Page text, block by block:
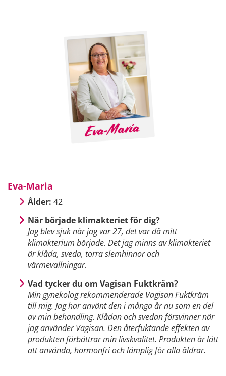
Eva-Maria
Ålder: 42
När började klimakteriet för dig?
Jag blev sjuk när jag var 27, det var då mitt
klimakterium började. Det jag minns av klimakteriet
är klåda, sveda, torra slemhinnor och
värmevallningar.
Vad tycker du om Vagisan Fuktkräm?
Min gynekolog rekommenderade Vagisan Fuktkräm
till mig. Jag har använt den i många år nu som en del
av min behandling. Klådan och svedan försvinner när
jag använder Vagisan. Den återfuktande effekten av
produkten förbättrar min livskvalitet. Produkten är lätt
att använda, hormonfri och lämplig för alla åldrar.